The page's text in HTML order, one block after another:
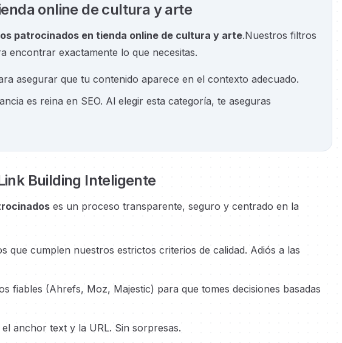
online de cultura y arte
patrocinados en tienda online de cultura y arte.Nuestros filtros
encontrar exactamente lo que necesitas.
asegurar que tu contenido aparece en el contexto adecuado.
es reina en SEO. Al elegir esta categoría, te aseguras
Building Inteligente
es un proceso transparente, seguro y centrado en la
que cumplen nuestros estrictos criterios de calidad. Adiós a las
fiables (Ahrefs, Moz, Majestic) para que tomes decisiones basadas
el anchor text y la URL. Sin sorpresas.